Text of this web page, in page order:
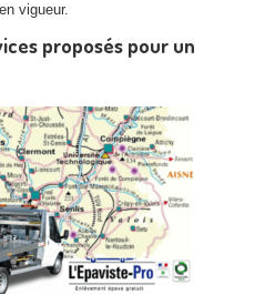
vigueur.
proposés pour un